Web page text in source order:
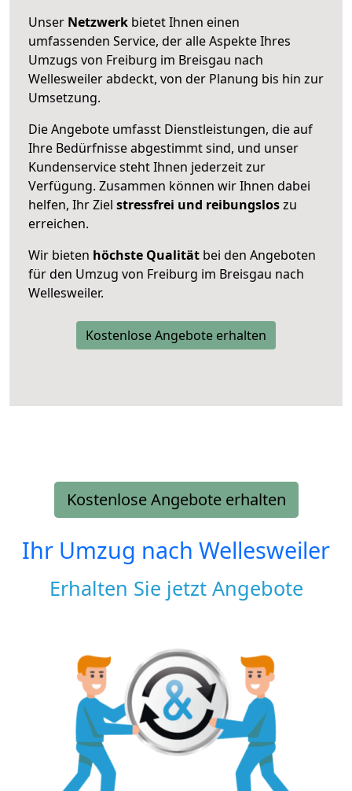
Unser Netzwerk bietet Ihnen einen
umfassenden Service, der alle Aspekte Ihres
Umzugs von Freiburg im Breisgau nach
Wellesweiler abdeckt, von der Planung bis hin zur
Umsetzung.
Die Angebote umfasst Dienstleistungen, die auf
Ihre Bedürfnisse abgestimmt sind, und unser
Kundenservice steht Ihnen jederzeit zur
Verfügung. Zusammen können wir Ihnen dabei
helfen, Ihr Ziel stressfrei und reibungsloszu
erreichen.
Wir bieten höchste Qualität bei den Angeboten
für den Umzug von Freiburg im Breisgau nach
Wellesweiler.
Kostenlose Angebote erhalten
Kostenlose Angebote erhalten
Ihr Umzug nach Wellesweiler
Erhalten Sie jetzt Angebote